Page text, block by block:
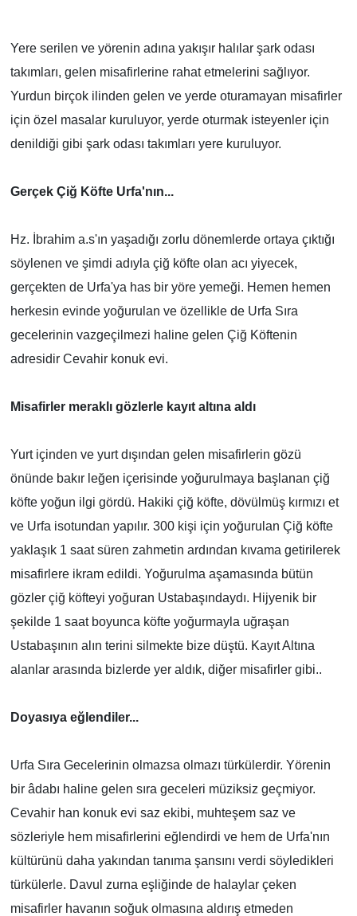
Yere serilen ve yörenin adına yakışır halılar şark odası
takımları, gelen misafirlerine rahat etmelerini sağlıyor.
Yurdun birçok ilinden gelen ve yerde oturamayan misafirler
için özel masalar kuruluyor, yerde oturmak isteyenler için
denildiği gibi şark odası takımları yere kuruluyor.
Gerçek Çiğ Köfte Urfa'nın...
Hz. İbrahim a.s'ın yaşadığı zorlu dönemlerde ortaya çıktığı
söylenen ve şimdi adıyla çiğ köfte olan acı yiyecek,
gerçekten de Urfa'ya has bir yöre yemeği. Hemen hemen
herkesin evinde yoğurulan ve özellikle de Urfa Sıra
gecelerinin vazgeçilmezi haline gelen Çiğ Köftenin
adresidir Cevahir konuk evi.
Misafirler meraklı gözlerle kayıt altına aldı
Yurt içinden ve yurt dışından gelen misafirlerin gözü
önünde bakır leğen içerisinde yoğurulmaya başlanan çiğ
köfte yoğun ilgi gördü. Hakiki çiğ köfte, dövülmüş kırmızı et
ve Urfa isotundan yapılır. 300 kişi için yoğurulan Çiğ köfte
yaklaşık 1 saat süren zahmetin ardından kıvama getirilerek
misafirlere ikram edildi. Yoğurulma aşamasında bütün
gözler çiğ köfteyi yoğuran Ustabaşındaydı. Hijyenik bir
şekilde 1 saat boyunca köfte yoğurmayla uğraşan
Ustabaşının alın terini silmekte bize düştü. Kayıt Altına
alanlar arasında bizlerde yer aldık, diğer misafirler gibi..
Doyasıya eğlendiler...
Urfa Sıra Gecelerinin olmazsa olmazı türkülerdir. Yörenin
bir âdabı haline gelen sıra geceleri müziksiz geçmiyor.
Cevahir han konuk evi saz ekibi, muhteşem saz ve
sözleriyle hem misafirlerini eğlendirdi ve hem de Urfa'nın
kültürünü daha yakından tanıma şansını verdi söyledikleri
türkülerle. Davul zurna eşliğinde de halaylar çeken
misafirler havanın soğuk olmasına aldırış etmeden